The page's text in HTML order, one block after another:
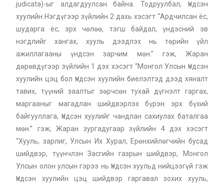
judicata)-ыг алдагдуулсан байна. Тодруулбал, Үндсэн
хуулийн Нэгдүгээр зүйлийн 2 дахь хэсэгт “Ардчилсан ёс,
шударга ёс, эрх чөлөө, тэгш байдал, үндэсний эв
нэгдлийг хангах, хууль дээдлэх нь төрийн үйл
ажиллагааны үндсэн зарчим мөн.” гэж, Жаран
дөрөвдүгээр зүйлийн 1 дэх хэсэгт “Монгол Улсын Үндсэн
хуулийн цэц бол Үндсэн хуулийн биелэлтэд дээд хяналт
тавих, түүний заалтыг зөрчсөн тухай дүгнэлт гаргах,
маргааныг магадлан шийдвэрлэх бүрэн эрх бүхий
байгууллага, Үндсэн хуулийг чандлан сахиулах баталгаа
мөн.” гэж, Жаран зургадугаар зүйлийн 4 дэх хэсэгт
“Хууль, зарлиг, Улсын Их Хурал, Ерөнхийлөгчийн бусад
шийдвэр, түүнчлэн Засгийн газрын шийдвэр, Монгол
Улсын олон улсын гэрээ нь Үндсэн хуульд нийцээгүй гэж
Үндсэн хуулийн цэц шийдвэр гаргавал зохих хууль,